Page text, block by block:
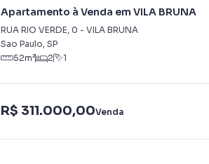
Apartamento à Venda em VILA BRUNA
RUA RIO VERDE, 0 - VILA BRUNA
Sao Paulo, SP
52m² 2 1
R$ 311.000,00Venda